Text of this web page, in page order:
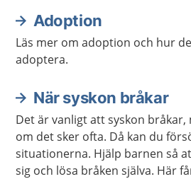
Adoption
Läs mer om adoption och hur
adoptera.
När syskon bråkar
Det är vanligt att syskon
om det sker ofta. Då kan du
situationerna. Hjälp barnen så
sig och lösa bråken själva. Här